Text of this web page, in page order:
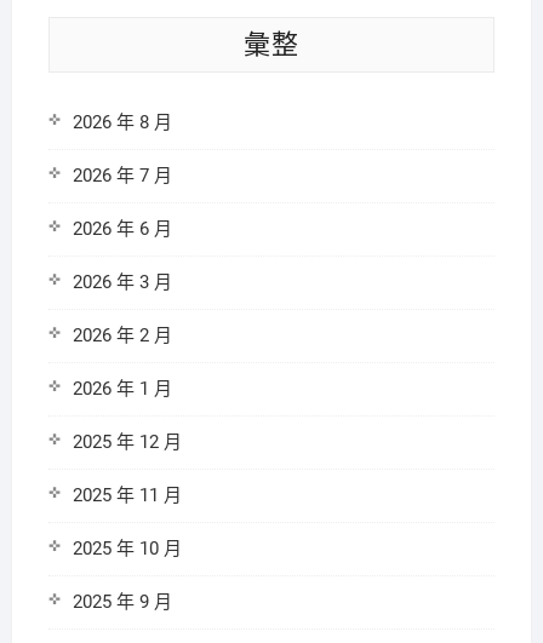
彙整
2026 年 8 月
2026 年 7 月
2026 年 6 月
2026 年 3 月
2026 年 2 月
2026 年 1 月
2025 年 12 月
2025 年 11 月
2025 年 10 月
2025 年 9 月